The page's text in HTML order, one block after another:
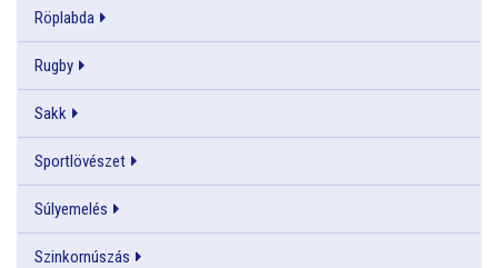
Röplabda
Rugby
Sakk
Sportlövészet
Súlyemelés
Szinkornúszás